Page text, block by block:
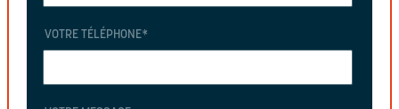
VOTRE TÉLÉPHONE*